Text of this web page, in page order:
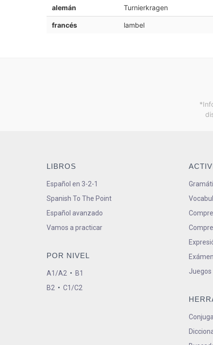
alemán Turnierkragen
francés lambel
LIBROS
Español en 3-2-1
Spanish To The Point
Español avanzado
Vamos a practicar
POR NIVEL
A1/A2 • B1
B2 • C1/C2
Juegos